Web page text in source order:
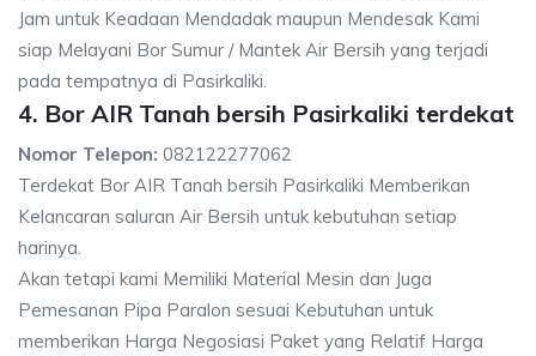
Jam untuk Keadaan Mendadak maupun Mendesak Kami
siap Melayani Bor Sumur / Mantek Air Bersih yang terjadi
pada tempatnya di Pasirkaliki.
4. Bor AIR Tanah bersih Pasirkaliki terdekat
Nomor Telepon: 082122277062
Terdekat Bor AIR Tanah bersih Pasirkaliki Memberikan
Kelancaran saluran Air Bersih untuk kebutuhan setiap
harinya.
Akan tetapi kami Memiliki Material Mesin dan Juga
Pemesanan Pipa Paralon sesuai Kebutuhan untuk
memberikan Harga Negosiasi Paket yang Relatif Harga